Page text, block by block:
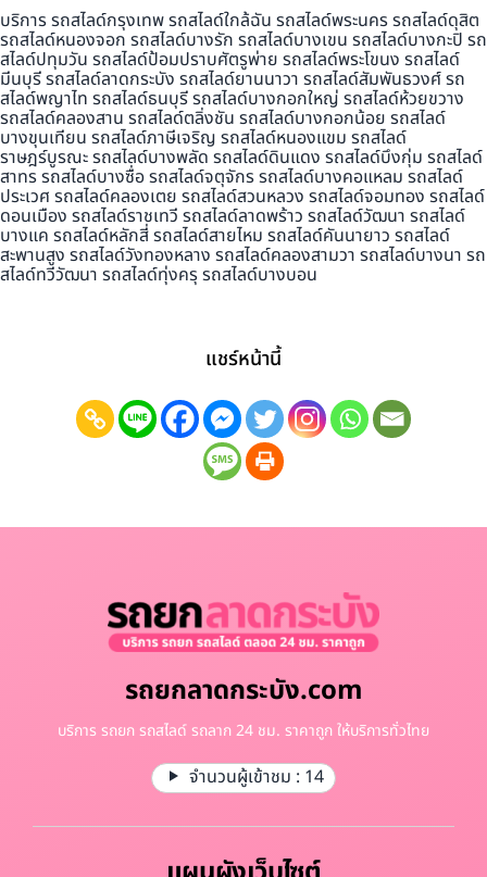
บริการ รถสไลด์กรุงเทพ รถสไลด์ใกล้ฉัน รถสไลด์พระนคร รถสไลด์ดุสิต
รถสไลด์หนองจอก รถสไลด์บางรัก รถสไลด์บางเขน รถสไลด์บางกะปิ รถ
สไลด์ปทุมวัน รถสไลด์ป้อมปราบศัตรูพ่าย รถสไลด์พระโขนง รถสไลด์
มีนบุรี รถสไลด์ลาดกระบัง รถสไลด์ยานนาวา รถสไลด์สัมพันธวงศ์ รถ
สไลด์พญาไท รถสไลด์ธนบุรี รถสไลด์บางกอกใหญ่ รถสไลด์ห้วยขวาง
รถสไลด์คลองสาน รถสไลด์ตลิ่งชัน รถสไลด์บางกอกน้อย รถสไลด์
บางขุนเทียน รถสไลด์ภาษีเจริญ รถสไลด์หนองแขม รถสไลด์
ราษฎร์บูรณะ รถสไลด์บางพลัด รถสไลด์ดินแดง รถสไลด์บึงกุ่ม รถสไลด์
สาทร รถสไลด์บางซื่อ รถสไลด์จตุจักร รถสไลด์บางคอแหลม รถสไลด์
ประเวศ รถสไลด์คลองเตย รถสไลด์สวนหลวง รถสไลด์จอมทอง รถสไลด์
ดอนเมือง รถสไลด์ราชเทวี รถสไลด์ลาดพร้าว รถสไลด์วัฒนา รถสไลด์
บางแค รถสไลด์หลักสี่ รถสไลด์สายไหม รถสไลด์คันนายาว รถสไลด์
สะพานสูง รถสไลด์วังทองหลาง รถสไลด์คลองสามวา รถสไลด์บางนา รถ
สไลด์ทวีวัฒนา รถสไลด์ทุ่งครุ รถสไลด์บางบอน
แชร์หน้านี้
รถยกลาดกระบัง.com
บริการ รถยก รถสไลด์ รถลาก 24 ชม. ราคาถูก ให้บริการทั่วไทย
จำนวนผู้เข้าชม : 14